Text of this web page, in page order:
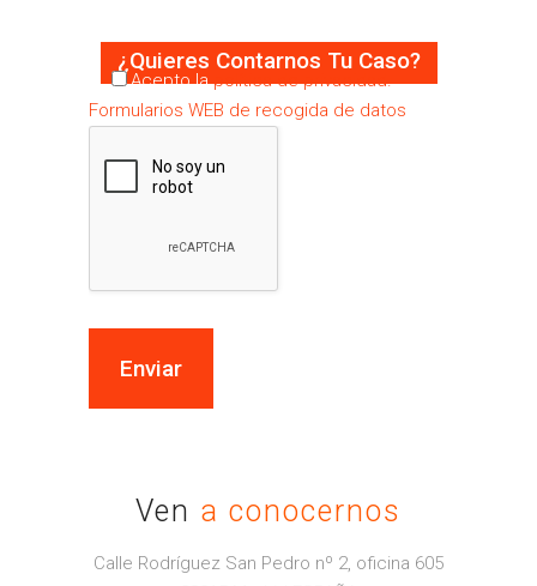
¿Quieres Contarnos Tu Caso?
Acepto lapolítica de privacidad.
Formularios WEB de recogida de datos
Ven a conocernos
Calle Rodríguez San Pedro nº 2, oficina 605